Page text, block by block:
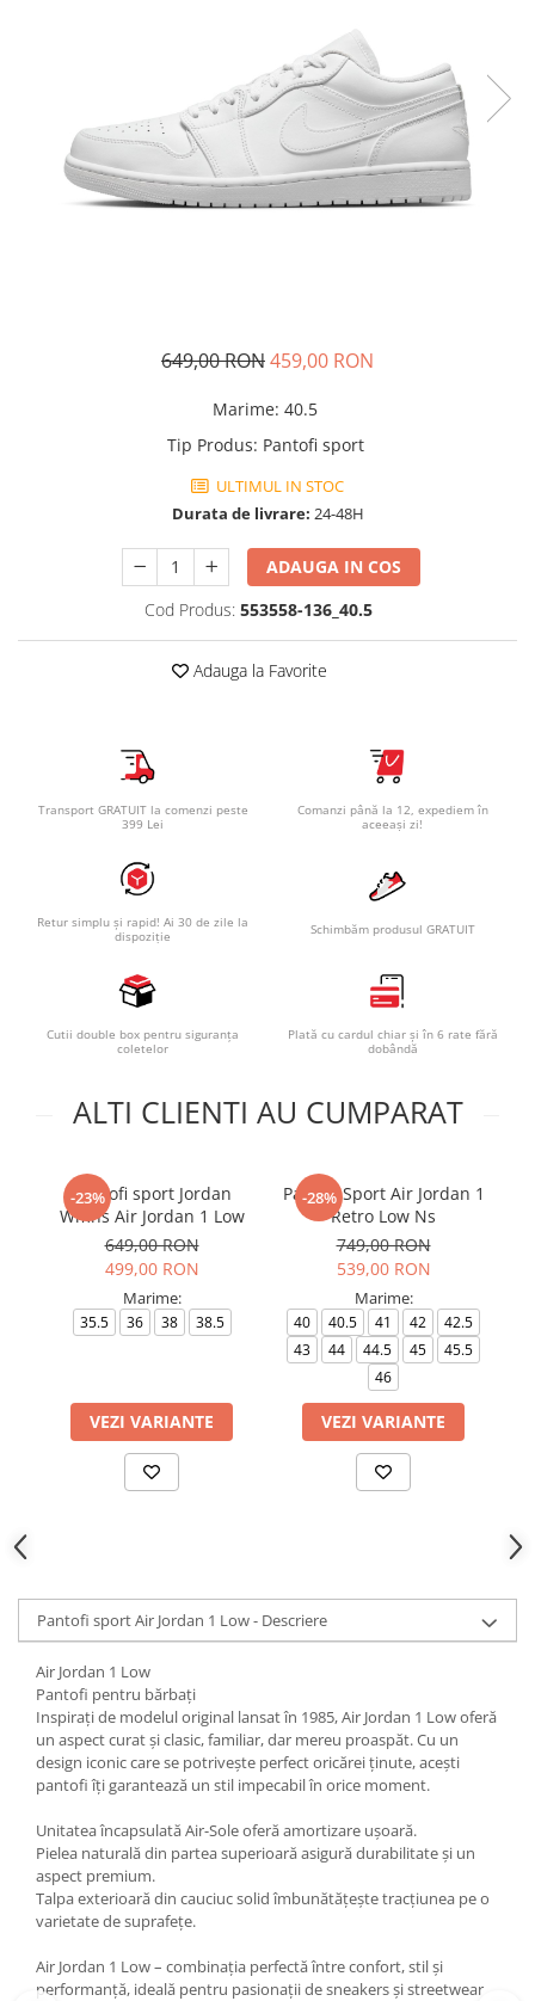
Pantaloni scurti Copii
Accesorii
Ingrijire incaltaminte
649,00 RON459,00 RON
Marime: 40.5
Tip Produs: Pantofi sport
ULTIMUL IN STOC
Durata de livrare: 24-48H
ADAUGA IN COS
Cod Produs: 553558-136_40.5
Adauga la Favorite
Transport GRATUIT la comenzi peste
399 Lei
Comanzi până la 12, expediem în
aceeași zi!
Retur simplu și rapid! Ai 30 de zile la
dispoziție
Schimbăm produsul GRATUIT
Cutii double box pentru siguranța
coletelor
Plată cu cardul chiar și în 6 rate fără
dobândă
ALTI CLIENTI AU CUMPARAT
-23%
Pantofi sport Jordan
Wmns Air Jordan 1 Low
649,00 RON
499,00 RON
Marime:
35.5 36 38 38.5
VEZI VARIANTE
-28%
Pantofi Sport Air Jordan 1
Retro Low Ns
749,00 RON
539,00 RON
Marime:
40 40.5 41 42
42.5
43
44 44.5 45
45.5
46
VEZI VARIANTE
Pantofi sport Air Jordan 1 Low - Descriere
Air Jordan 1 Low
Pantofi pentru bărbați
Inspirați de modelul original lansat în 1985, Air Jordan 1 Low oferă
un aspect curat și clasic, familiar, dar mereu proaspăt. Cu un
design iconic care se potrivește perfect oricărei ținute, acești
pantofi îți garantează un stil impecabil în orice moment.
Unitatea încapsulată Air-Sole oferă amortizare ușoară.
Pielea naturală din partea superioară asigură durabilitate și un
aspect premium.
Talpa exterioară din cauciuc solid îmbunătățește tracțiunea pe o
varietate de suprafețe.
Air Jordan 1 Low – combinația perfectă între confort, stil și
performanță, ideală pentru pasionații de sneakers și streetwear